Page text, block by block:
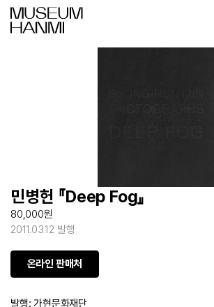
민병헌 『Deep Fog』
80,000원
2011.03.12 발행
온라인 판매처
발행: 가현문화재단